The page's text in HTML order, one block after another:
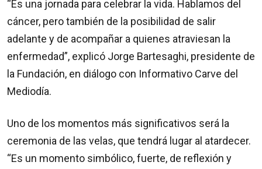
“Es una jornada para celebrar la vida. Hablamos del
cáncer, pero también de la posibilidad de salir
adelante y de acompañar a quienes atraviesan la
enfermedad”, explicó Jorge Bartesaghi, presidente de
la Fundación, en diálogo con Informativo Carve del
Mediodía.
Uno de los momentos más significativos será la
ceremonia de las velas, que tendrá lugar al atardecer.
“Es un momento simbólico, fuerte, de reflexión y